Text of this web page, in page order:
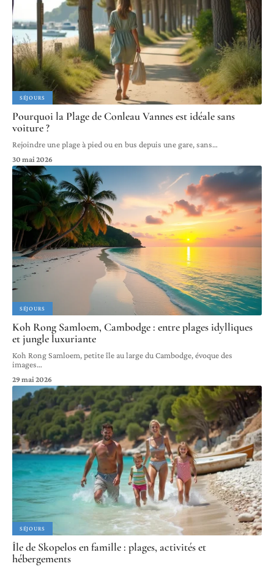
SÉJOURS
Pourquoi la Plage de Conleau Vannes est idéale sans
voiture ?
Rejoindre une plage à pied ou en bus depuis une gare, sans…
30 mai 2026
SÉJOURS
Koh Rong Samloem, Cambodge : entre plages idylliques
et jungle luxuriante
Koh Rong Samloem, petite île au large du Cambodge, évoque des
images…
29 mai 2026
SÉJOURS
Île de Skopelos en famille : plages, activités et
hébergements